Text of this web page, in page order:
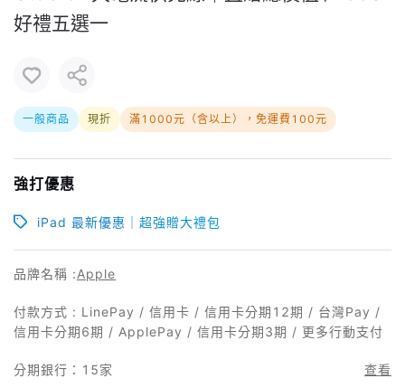
好禮五選一
一般商品 現折 滿1000元（含以上），免運費100元
強打優惠
iPad 最新優惠｜超強贈大禮包
品牌名稱 :Apple
付款方式 : LinePay / 信用卡 / 信用卡分期12期 / 台灣Pay /
信用卡分期6期 / ApplePay / 信用卡分期3期 / 更多行動支付
分期銀行： 15家 查看